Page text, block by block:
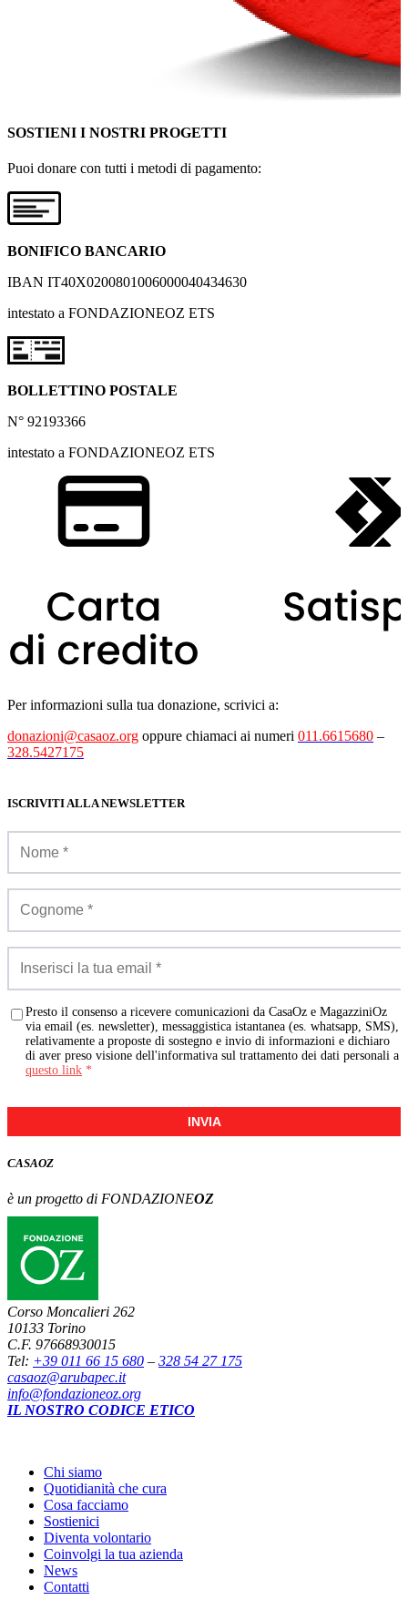
SOSTIENI I NOSTRI PROGETTI
Puoi donare con tutti i metodi di pagamento:
BONIFICO BANCARIO
IBAN IT40X0200801006000040434630
intestato a FONDAZIONEOZ ETS
BOLLETTINO POSTALE
N° 92193366
intestato a FONDAZIONEOZ ETS
Per informazioni sulla tua donazione, scrivici a:
donazioni@casaoz.org oppure chiamaci ai numeri 011.6615680 –
328.5427175
ISCRIVITI ALLA NEWSLETTER
Presto il consenso a ricevere comunicazioni da CasaOz e MagazziniOz
via email (es. newsletter), messaggistica istantanea (es. whatsapp, SMS),
relativamente a proposte di sostegno e invio di informazioni e dichiaro
di aver preso visione dell'informativa sul trattamento dei dati personali a
questo link *
INVIA
CASAOZ
è un progetto di FONDAZIONEOZ
Corso Moncalieri 262
10133 Torino
C.F. 97668930015
Tel: +39 011 66 15 680 – 328 54 27 175
casaoz@arubapec.it
info@fondazioneoz.org
IL NOSTRO CODICE ETICO
Chi siamo
Quotidianità che cura
Cosa facciamo
Sostienici
Diventa volontario
Coinvolgi la tua azienda
News
Contatti